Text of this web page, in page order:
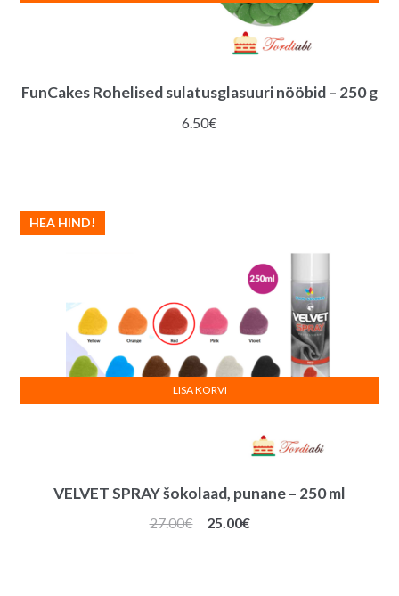
FunCakes Rohelised sulatusglasuuri nööbid – 250 g
6.50€
VELVET SPRAY šokolaad, punane – 250 ml
HEA HIND!
27.00€
Algne
25.00€Praegune
LISA KORVI